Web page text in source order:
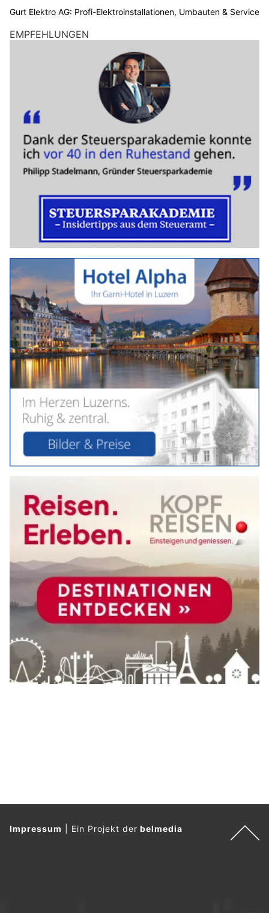
Gurt Elektro AG: Profi-Elektroinstallationen, Umbauten & Service
EMPFEHLUNGEN
Impressum Ein Projekt derbelmedia